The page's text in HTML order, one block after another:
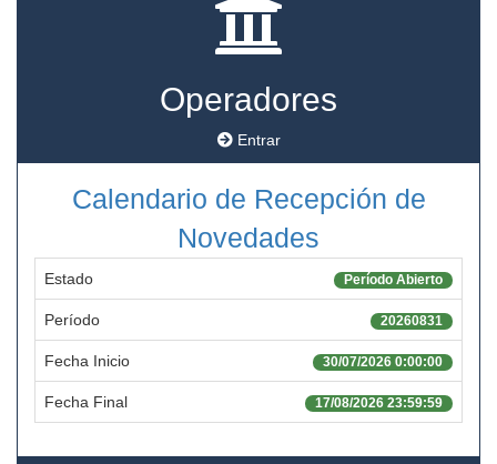
Operadores
Entrar
Calendario de Recepción de
Novedades
Estado Período Abierto
Período 20260831
Fecha Inicio 30/07/2026 0:00:00
Fecha Final 17/08/2026 23:59:59